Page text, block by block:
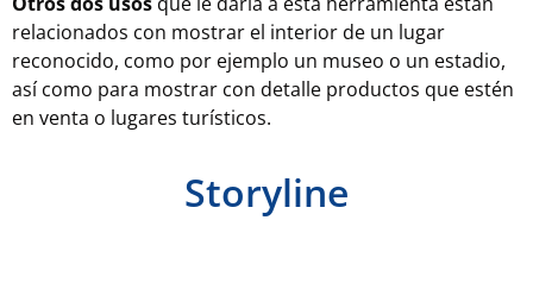
relacionados con mostrar el interior de un lugar
reconocido, como por ejemplo un museo o un estadio,
así como para mostrar con detalle productos que estén
en venta o lugares turísticos.
Storyline